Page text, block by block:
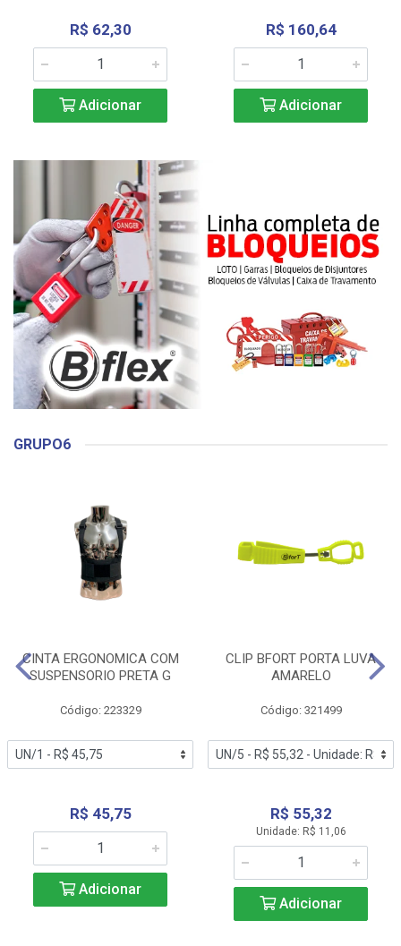
R$ 62,30
Adicionar
R$ 160,64
Adicionar
GRUPO6
CINTA ERGONOMICA COM
SUSPENSORIO PRETA G
Código: 223329
R$ 45,75
Adicionar
CLIP BFORT PORTA LUVA
AMARELO
Código: 321499
R$ 55,32
Unidade: R$ 11,06
Adicionar